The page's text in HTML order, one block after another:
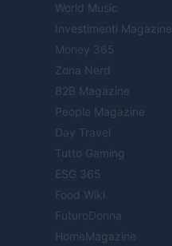
World Music
Investimenti Magazine
Money 365
Zona Nerd
B2B Magazine
People Magazine
Day Travel
Tutto Gaming
ESG 365
Food Wiki
FuturoDonna
HomeMagazine